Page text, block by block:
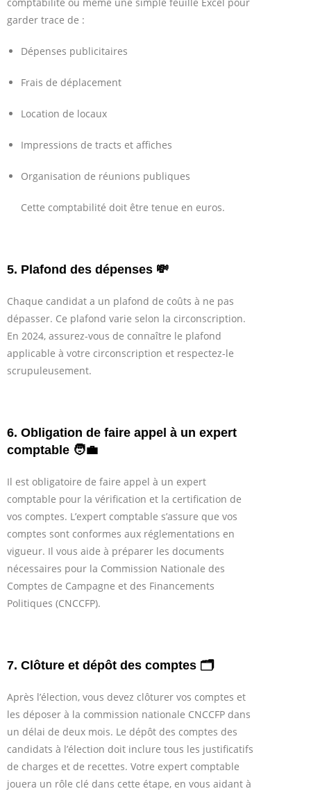
garder trace de :
Dépenses publicitaires
Frais de déplacement
Location de locaux
Impressions de tracts et affiches
Organisation de réunions publiques
Cette comptabilité doit être tenue en euros.
5. Plafond des dépenses 💸
Chaque candidat a un plafond de coûts à ne pas
dépasser. Ce plafond varie selon la circonscription.
En 2024, assurez-vous de connaître le plafond
applicable à votre circonscription et respectez-le
scrupuleusement.
6. Obligation de faire appel à un expert
comptable 🧑‍💼
Il est obligatoire de faire appel à un expert
comptable pour la vérification et la certification de
vos comptes. L’expert comptable s’assure que vos
comptes sont conformes aux réglementations en
vigueur. Il vous aide à préparer les documents
nécessaires pour la Commission Nationale des
Comptes de Campagne et des Financements
Politiques (CNCCFP).
7. Clôture et dépôt des comptes 🗂️
Après l’élection, vous devez clôturer vos comptes et
les déposer à la commission nationale CNCCFP dans
un délai de deux mois. Le dépôt des comptes des
candidats à l’élection doit inclure tous les justificatifs
de charges et de recettes. Votre expert comptable
jouera un rôle clé dans cette étape, en vous aidant à